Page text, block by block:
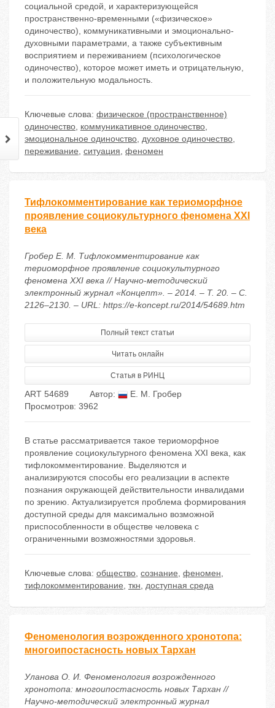
социальной средой, и характеризующейся
пространственно-временными («физическое»
одиночество), коммуникативными и эмоционально-
духовными параметрами, а также субъективным
восприятием и переживанием (психологическое
одиночество), которое может иметь и отрицательную,
и положительную модальность.
Ключевые слова: физическое (пространственное)
одиночество, коммуникативное одиночество,
эмоциональное одиночство, духовное одиночество,
переживание, ситуация, феномен
Тифлокомментирование как териоморфное
проявление социокультурного феномена XXI
века
Гробер Е. М. Тифлокомментирование как
териоморфное проявление социокультурного
феномена XXI века // Научно-методический
электронный журнал «Концепт». – 2014. – Т. 20. – С.
2126–2130. – URL: https://e-koncept.ru/2014/54689.htm
Полный текст статьи
Читать онлайн
Статья в РИНЦ
ART 54689 Автор:
Е. М. Гробер
Просмотров: 3962
В статье рассматривается такое териоморфное
проявление социокультурного феномена XXI века, как
тифлокомментирование. Выделяются и
анализируются способы его реализации в аспекте
познания окружающей действительности инвалидами
по зрению. Актуализируется проблема формирования
доступной среды для максимально возможной
приспособленности в обществе человека с
ограниченными возможностями здоровья.
Ключевые слова: общество, сознание, феномен,
тифлокомментирование, ткн, доступная среда
Феноменология возрожденного хронотопа:
многоипостасность новых Тархан
Уланова О. И. Феноменология возрожденного
хронотопа: многоипостасность новых Тархан //
Научно-методический электронный журнал